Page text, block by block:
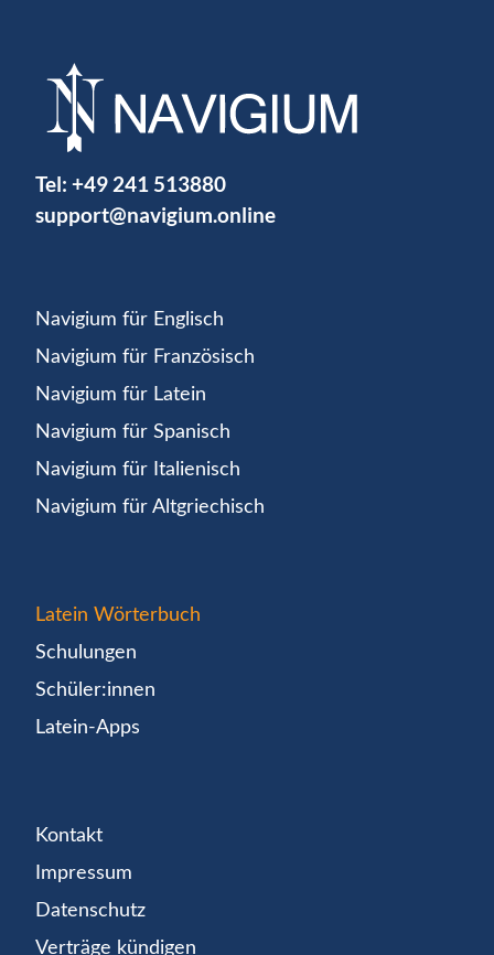
Tel: +49 241 513880
support@navigium.online
Navigium für Englisch
Navigium für Französisch
Navigium für Latein
Navigium für Spanisch
Navigium für Italienisch
Navigium für Altgriechisch
Latein Wörterbuch
Schulungen
Schüler:innen
Latein-Apps
Kontakt
Impressum
Datenschutz
Verträge kündigen